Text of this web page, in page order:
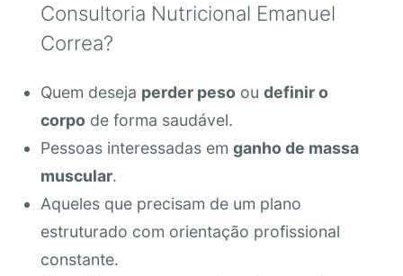
Consultoria Nutricional Emanuel
Correa?
Quem deseja perder peso ou definir o
corpo de forma saudável.
Pessoas interessadas em ganho de massa
muscular.
Aqueles que precisam de um plano
estruturado com orientação profissional
constante.